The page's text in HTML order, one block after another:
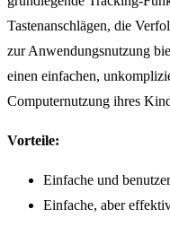
Tastenanschlägen, die
zur Anwendungsnutzung
einen einfachen,
Computernutzung ihres
Vorteile:
Einfache und
Einfache, aber